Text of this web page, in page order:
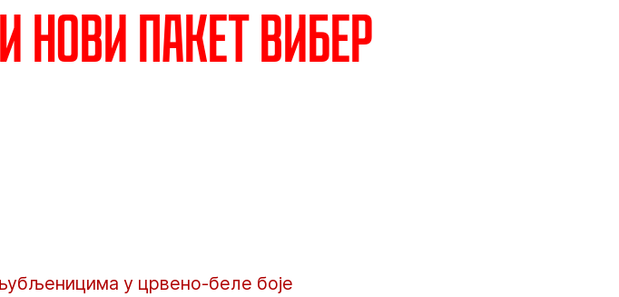
нови пакет Вибер
у црвено-беле боје